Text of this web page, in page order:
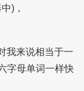
)，
我来说相当于一
字母单词一样快